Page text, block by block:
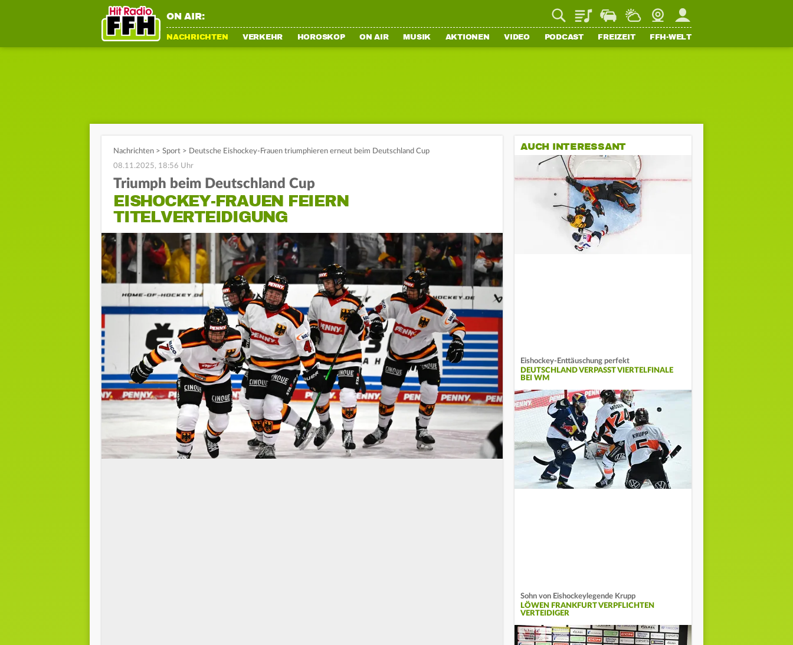
ON AIR: PlaylistStaupilotWetterWebcamMein FFH
NACHRICHTEN VERKEHR HOROSKOP ON AIR MUSIK AKTIONEN VIDEO PODCAST FREIZEIT FFH-WELT
Nachrichten > Sport > Deutsche Eishockey-Frauen triumphieren erneut beim Deutschland Cup
08.11.2025, 18:56 Uhr
Triumph beim Deutschland Cup
EISHOCKEY-FRAUEN FEIERN
TITELVERTEIDIGUNG
AUCH INTERESSANT
Eishockey-Enttäuschung perfekt
DEUTSCHLAND VERPASST VIERTELFINALE
BEI WM
Sohn von Eishockeylegende Krupp
LÖWEN FRANKFURT VERPFLICHTEN
VERTEIDIGER